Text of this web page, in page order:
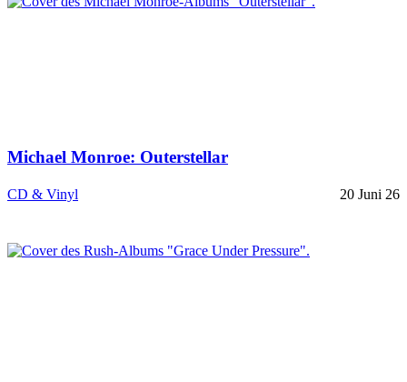
Michael Monroe: Outerstellar
CD & Vinyl 20 Juni 26